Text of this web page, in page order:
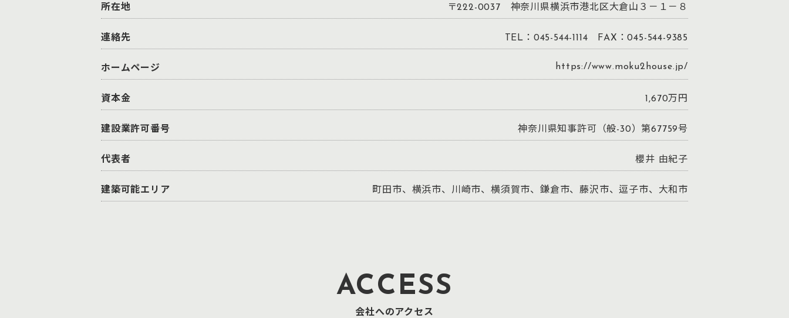
所在地 〒222-0037 神奈川県横浜市港北区大倉山３－１－８
連絡先 TEL：045-544-1114 FAX：045-544-9385
ホームページ https://www.moku2house.jp/
資本金 1,670万円
建設業許可番号 神奈川県知事許可（般-30）第67759号
代表者 櫻井 由紀子
建築可能エリア 町田市、横浜市、川崎市、横須賀市、鎌倉市、藤沢市、逗子市、大和市
ACCESS
会社へのアクセス